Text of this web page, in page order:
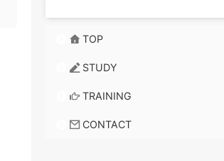
TOP
STUDY
TRAINING
CONTACT